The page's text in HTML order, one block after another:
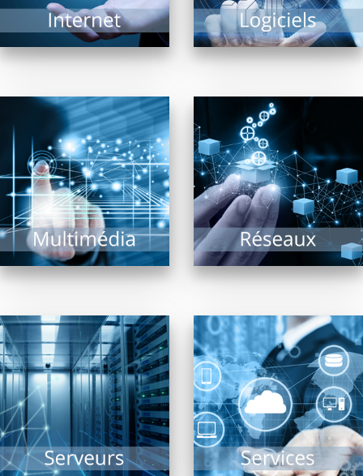
EN SAVOIR PLUS
EN SAVOIR PLUS
Pour la diffusion de
contenus multimédia,
affichage dynamique
intérieur ou extérieur,
bornes interactives,
vidéo projection,
écrans...
EN SAVOIR PLUS
En confiant aux
revendeurs membres
de FRP2i le
déploiement,
l’administration et la
supervision de
systèmes réseaux,...
EN SAVOIR PLUS
Collectivités, TPE, PME,
ou de taille plus
conséquente, le(s)
serveur(s) reste(nt)
dans tous les cas le...
EN SAVOIR PLUS
Sauvegarde, Sécurité,
Solutions Cloud,
Infogérance,
Assistance, PRA, Saas,
réponses aux appels
au secours…
l’informatique n’est
plus...